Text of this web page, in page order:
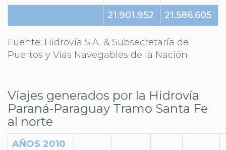
21.901.952
21.586.605
Fuente: Hidrovía S.A. & Subsecretaría de
Puertos y Vías Navegables de la Nación
Viajes generados por la Hidrovía
Paraná-Paraguay Tramo Santa Fe
al norte
AÑOS 2010